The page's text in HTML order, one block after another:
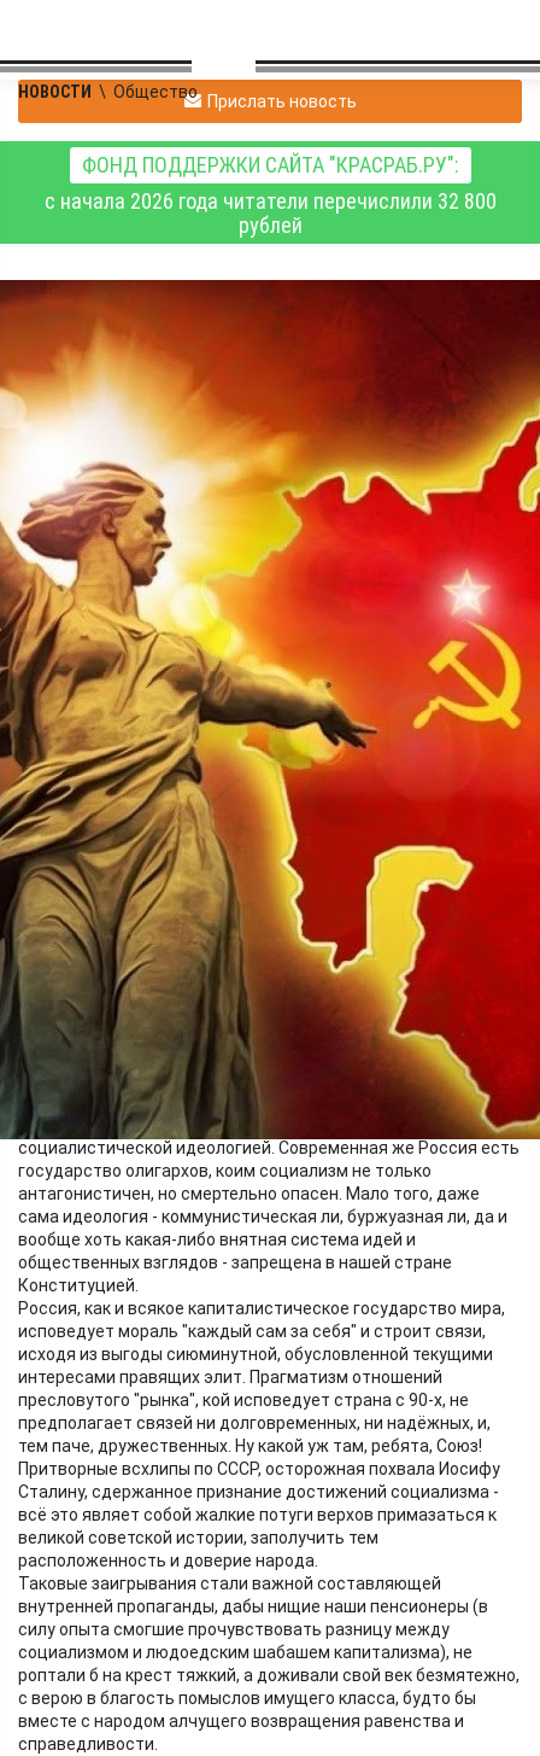
НОВОСТИ \ Общество Прислать новость
ФОНД ПОДДЕРЖКИ САЙТА "КРАСРАБ.РУ":
с начала 2026 года читатели перечислили 32 800
рублей
Власти намерены
возрождать СССР. Вы
это серьёзно?
Общество
02.01.2025 11:1913156
11
В последние годы в масс-медиа всё чаще муссируется идея
"возрождения СССР", к созданию которого наши верховные
лидеры якобы намерены склонить республики
постсоветского пространства.
Понятно, что при помощи передовых мозгомойных
технологий можно внушить массам любую чушь, но вместе с
тем грустно видеть, как относятся отечественные
пропагандисты к обывательской публике, полагая её
откровенно тупой.
Вопреки телевизионным бредням, полезным будет озвучить
здравые резоны тому, что восстановление СССР (или пусть
жалкого его подобия) при нынешнем политическом курсе
страны полностью исключено.
Начнём с того, что СССР был союзом, прежде всего,
социалистических государств, и спаян он был именно
социалистической идеологией. Современная же Россия есть
государство олигархов, коим социализм не только
антагонистичен, но смертельно опасен. Мало того, даже
сама идеология - коммунистическая ли, буржуазная ли, да и
вообще хоть какая-либо внятная система идей и
общественных взглядов - запрещена в нашей стране
Конституцией.
Россия, как и всякое капиталистическое государство мира,
исповедует мораль "каждый сам за себя" и строит связи,
исходя из выгоды сиюминутной, обусловленной текущими
интересами правящих элит. Прагматизм отношений
пресловутого "рынка", кой исповедует страна с 90-х, не
предполагает связей ни долговременных, ни надёжных, и,
тем паче, дружественных. Ну какой уж там, ребята, Союз!
Притворные всхлипы по СССР, осторожная похвала Иосифу
Сталину, сдержанное признание достижений социализма -
всё это являет собой жалкие потуги верхов примазаться к
великой советской истории, заполучить тем
расположенность и доверие народа.
Таковые заигрывания стали важной составляющей
внутренней пропаганды, дабы нищие наши пенсионеры (в
силу опыта смогшие прочувствовать разницу между
социализмом и людоедским шабашем капитализма), не
роптали б на крест тяжкий, а доживали свой век безмятежно,
с верою в благость помыслов имущего класса, будто бы
вместе с народом алчущего возвращения равенства и
справедливости.